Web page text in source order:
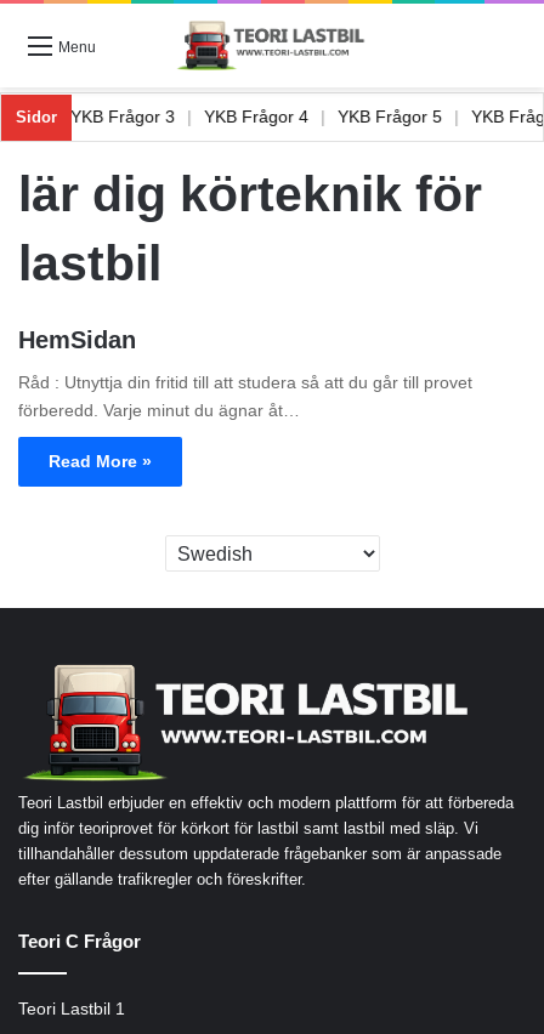
Menu
Sidor
2 YKB Frågor 3 YKB Frågor 4 YKB Frågor 5 YKB
lär dig körteknik för
lastbil
HemSidan
Råd : Utnyttja din fritid till att studera så att du går till provet
förberedd. Varje minut du ägnar åt…
Read More »
Teori Lastbil erbjuder en effektiv och modern plattform för att förbereda
dig inför teoriprovet för körkort för lastbil samt lastbil med släp. Vi
tillhandahåller dessutom uppdaterade frågebanker som är anpassade
efter gällande trafikregler och föreskrifter.
Teori C Frågor
Teori Lastbil 1